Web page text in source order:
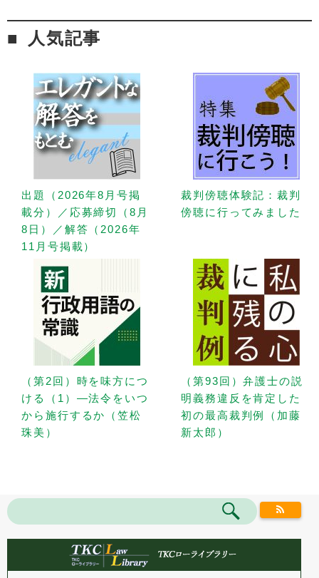
人気記事
出題（2026年8月号掲
載分）／応募締切（8月
8日）／解答（2026年
11月号掲載）
裁判傍聴体験記：裁判
傍聴に行ってみました
（第2回）時を味方につ
ける（1）—法令をいつ
から施行するか（笠松
珠美）
（第93回）弁護士の説
明義務違反を肯定した
初の最高裁判例（加藤
新太郎）